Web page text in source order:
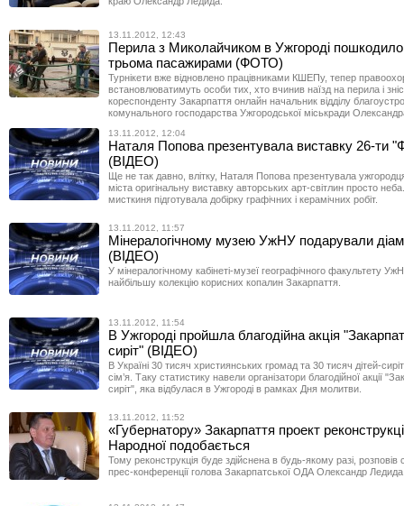
13.11.2012, 12:43
Перила з Миколайчиком в Ужгороді пошкодило
трьома пасажирами (ФОТО)
Турнікети вже відновлено працівниками КШЕПу, тепер
встановлюватимуть особи тих, хто вчинив наїзд на перила і зніс
кореспонденту Закарпаття онлайн начальник відділу
комунального господарства Ужгородської міськради
13.11.2012, 12:04
Наталя Попова презентувала виставку 26-ти
(ВІДЕО)
Ще не так давно, влітку, Наталя Попова презентувала
міста оригінальну виставку авторських арт-світлин просто
мисткиня підготувала добірку графічних і керамічних робіт.
13.11.2012, 11:57
Мінералогічному музею УжНУ подарували
(ВІДЕО)
У мінералогічному кабінеті-музеї географічного факультету
найбільшу колекцію корисних копалин Закарпаття.
13.11.2012, 11:54
В Ужгороді пройшла благодійна акція
сиріт" (ВІДЕО)
В Україні 30 тисяч християнських громад та 30 тисяч дітей-
сім’я. Таку статистику навели організатори благодійної акції
сиріт", яка відбулася в Ужгороді в рамках Дня молитви.
13.11.2012, 11:52
«Губернатору» Закарпаття проект
Народної подобається
Тому реконструкція буде здійснена в будь-якому разі, розповів
прес-конференції голова Закарпатської ОДА Олександр